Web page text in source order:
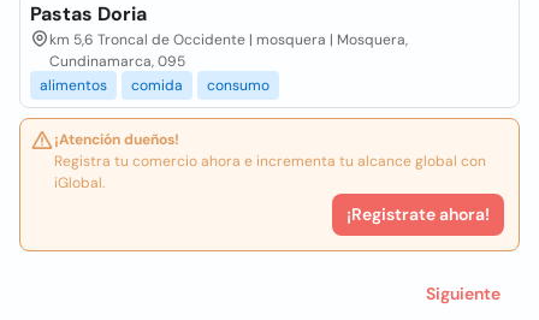
Pastas Doria
km 5,6 Troncal de Occidente | mosquera | Mosquera,
Cundinamarca, 095
alimentos
comida consumo
¡Atención dueños!
Registra tu comercio ahora e incrementa tu alcance global con
iGlobal.
¡Registrate ahora!
Siguiente